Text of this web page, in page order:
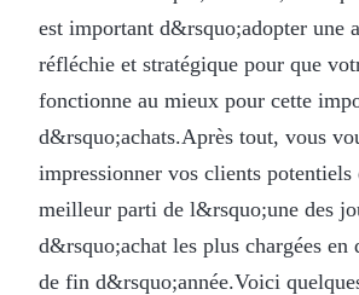
est important d&rsquo;adopter une
réfléchie et stratégique pour que
fonctionne au mieux pour cette
d&rsquo;achats.Après tout, vous
impressionner vos clients
meilleur parti de l&rsquo;une des
d&rsquo;achat les plus chargées en
de fin d&rsquo;année.Voici